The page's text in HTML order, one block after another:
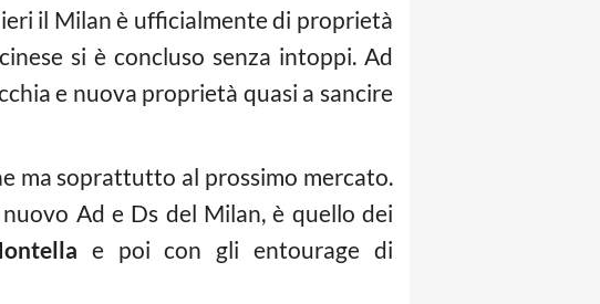
il Milan è ufficialmente di proprietà
si è concluso senza intoppi. Ad
e nuova proprietà quasi a sancire
ma soprattutto al prossimo mercato.
Ad e Ds del Milan, è quello dei
e poi con gli entourage di